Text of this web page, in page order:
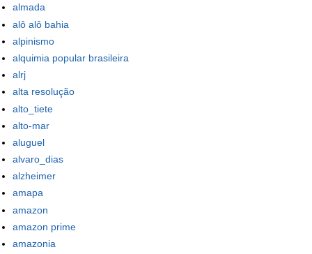
almada
alô alô bahia
alpinismo
alquimia popular brasileira
alrj
alta resolução
alto_tiete
alto-mar
aluguel
alvaro_dias
alzheimer
amapa
amazon
amazon prime
amazonia